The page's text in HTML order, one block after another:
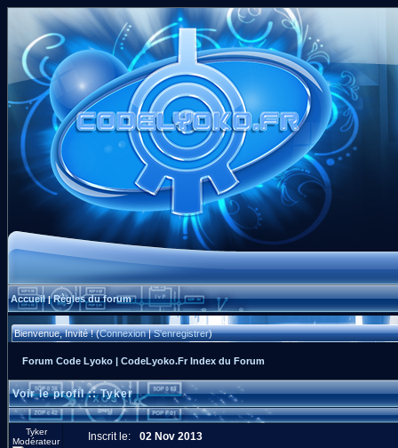
Accueil|Règles du forum
Bienvenue, Invité ! (Connexion|S'enregistrer)
Forum Code Lyoko | CodeLyoko.Fr Index du Forum
Voir le profil :: Tyker
Tyker
Modérateur
Inscrit le:
02 Nov 2013